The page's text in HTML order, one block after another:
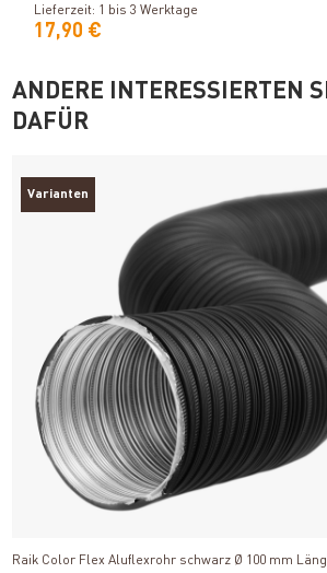
Lieferzeit: 1 bis 3 Werktage
17,90 €
ANDERE INTERESSIERTEN
DAFÜR
Varianten
Raik Color Flex Aluflexrohr schwarz Ø 100 mm